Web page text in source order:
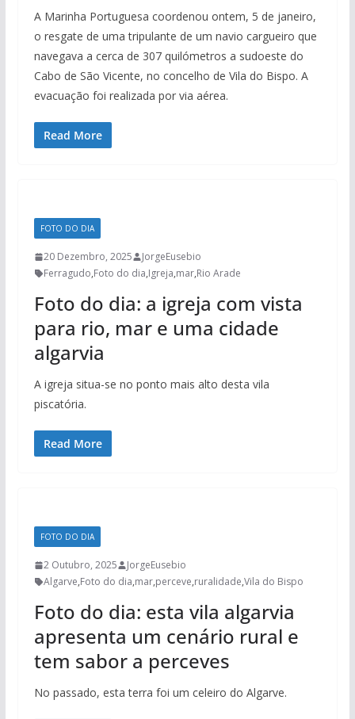
A Marinha Portuguesa coordenou ontem, 5 de janeiro,
o resgate de uma tripulante de um navio cargueiro que
navegava a cerca de 307 quilómetros a sudoeste do
Cabo de São Vicente, no concelho de Vila do Bispo. A
evacuação foi realizada por via aérea.
Read More
FOTO DO DIA
20 Dezembro, 2025
JorgeEusebio
Ferragudo,Foto do dia,Igreja,mar,Rio Arade
Foto do dia: a igreja com vista
para rio, mar e uma cidade
algarvia
A igreja situa-se no ponto mais alto desta vila
piscatória.
Read More
FOTO DO DIA
2 Outubro, 2025
JorgeEusebio
Algarve,Foto do dia,mar,perceve,ruralidade,Vila do Bispo
Foto do dia: esta vila algarvia
apresenta um cenário rural e
tem sabor a perceves
No passado, esta terra foi um celeiro do Algarve.